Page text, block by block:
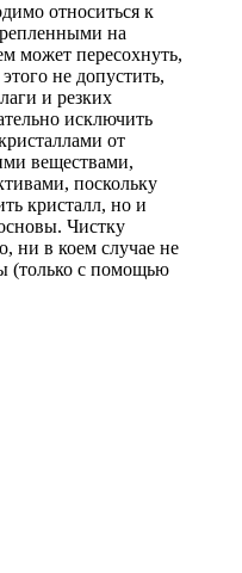
относиться к
на
может пересохнуть,
не допустить,
и резких
исключить
от
веществами,
поскольку
кристалл, но и
Чистку
ни в коем случае не
(только с помощью